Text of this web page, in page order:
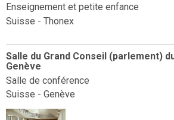
Enseignement et petite enfance
Suisse - Thonex
Salle du Grand Conseil (parlement)
Genève
Salle de conférence
Suisse - Genève